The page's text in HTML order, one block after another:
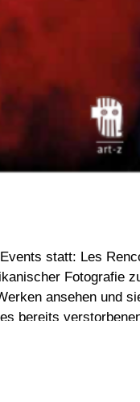
statt: Les
präsentieren. Parallel
ansehen und
bereits